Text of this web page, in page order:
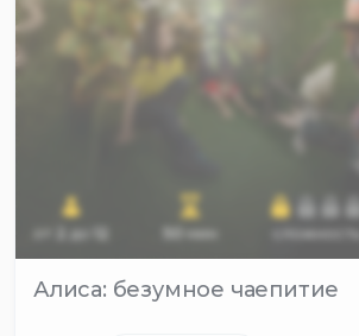
до 50 мин сложность
Алиса: безумное чаепитие